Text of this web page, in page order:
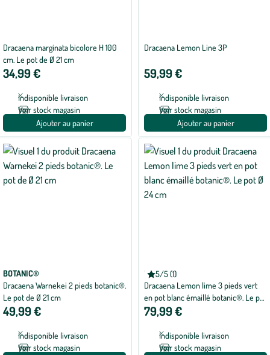
Dracaena marginata bicolore H 100
cm. Le pot de Ø 21 cm
34,99 €
Indisponible livraison
Voir stock magasin
Ajouter au panier
Dracaena Lemon Line 3P
59,99 €
Indisponible livraison
Voir stock magasin
Ajouter au panier
BOTANIC®
Dracaena Warnekei 2 pieds botanic®.
Le pot de Ø 21 cm
49,99 €
Indisponible livraison
Voir stock magasin
5/5 (1)
Note
moyenne
de
5
sur
BOTANIC®
Dracaena Lemon lime 3 pieds vert
en pot blanc émaillé botanic®. Le pot
Ø 24 cm
79,99 €
Indisponible livraison
Voir stock magasin